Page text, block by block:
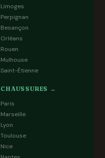
Limoges
Perpignan
Besançon
Orléans
Rouen
Mulhouse
Saint-Étienne
CHAUSSURES →
Paris
Marseille
Lyon
Toulouse
Nice